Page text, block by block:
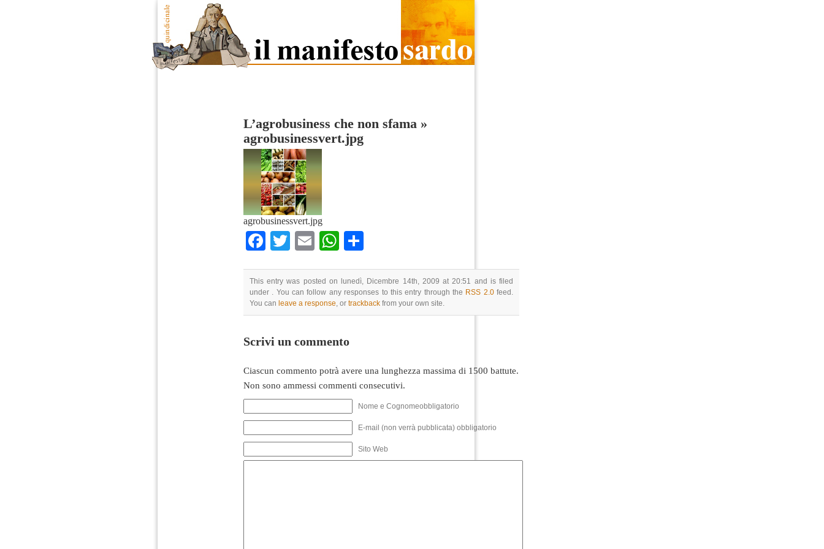
L’agrobusiness che non sfama »
agrobusinessvert.jpg
agrobusinessvert.jpg
Facebook
TwitterEmailWhatsApp
This entry was posted on lunedì, Dicembre 14th, 2009 at 20:51 and is filed
under . You can follow any responses to this entry through the RSS 2.0feed.
You can leave a response , or trackback from your own site.
Scrivi un commento
Ciascun commento potrà avere una lunghezza massima di 1500 battute.
Non sono ammessi commenti consecutivi.
Nome e Cognomeobbligatorio
E-mail (non verrà pubblicata) obbligatorio
Sito Web